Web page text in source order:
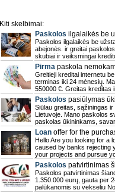
Kiti skelbimai:
Paskolos ilgalaikės be
Paskolos ilgalaikės be
abejonės. ir greitai
skubiai ir veiksmingai
Pirma paskola
Greitieji kreditai internetu
terminas iki 24 mėnesių.
550000 €. Greitas kreditas
Paskolos pasiūlymas
Siūlau greitas, sąžiningas
Lietuvoje. Mano paskolos
paskolas ūkininkams,
Loan offer for the
Hello Are you looking for a
caused by banks rejecting
your projects and pursue
Paskolos patvirtinimas
Paskolos patvirtinimas
1.350.000 eurų, gauta per
palūkanomis su vekseliu